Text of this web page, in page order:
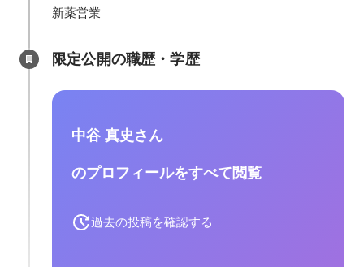
新薬営業
限定公開の職歴・学歴
中谷 真史さん
のプロフィールをすべて閲覧
過去の投稿を確認する